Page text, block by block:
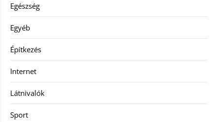
Egészség
Egyéb
Építkezés
Internet
Látnivalók
Sport